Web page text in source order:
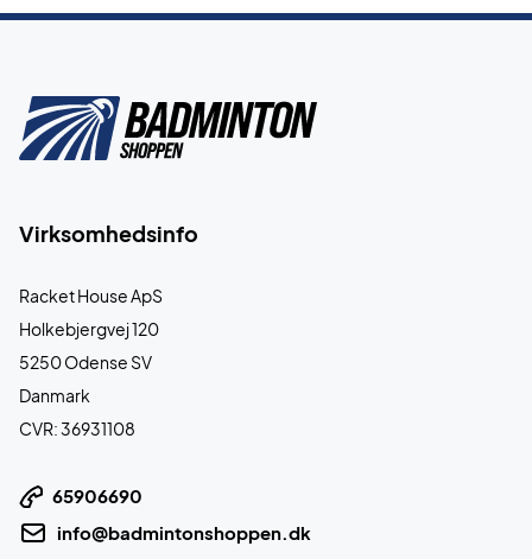
Virksomhedsinfo
Racket House ApS
Holkebjergvej 120
5250 Odense SV
Danmark
CVR: 36931108
65906690
info@badmintonshoppen.dk